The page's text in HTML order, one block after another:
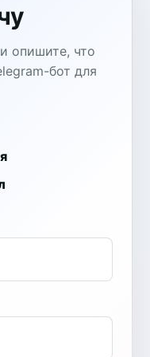
опишите, что
бот для